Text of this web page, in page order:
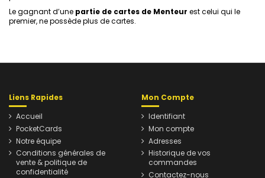
Le gagnant d’une partie de cartes de Menteur est celui qui le
premier, ne possède plus de cartes.
Liens Rapides
Accueil
PocketCards
Notre équipe
Conditions générales de
vente & politique de
confidentialité
Mon Compte
Identifiant
Mon compte
Adresses
Historique de vos
commandes
Contactez-nous